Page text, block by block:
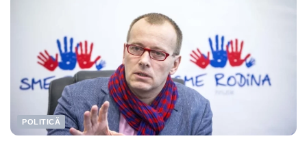
POLITICĂ